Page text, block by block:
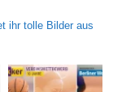
ihr tolle Bilder aus